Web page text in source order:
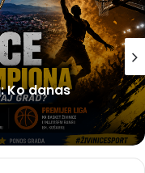
Ko danas